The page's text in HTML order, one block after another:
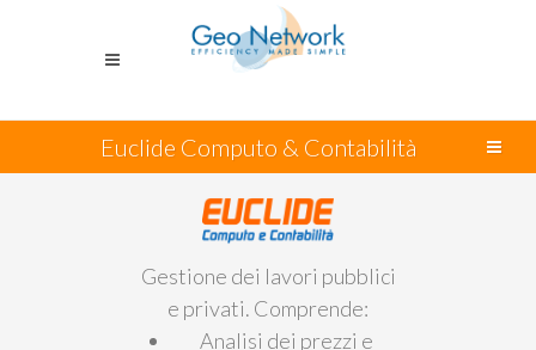
Euclide Computo & Contabilità
Gestione dei lavori pubblici
e privati. Comprende:
Analisi dei prezzi e